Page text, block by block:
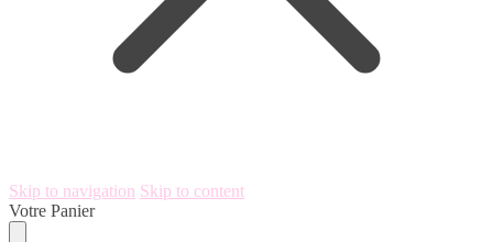
Skip to navigation Skip to content
Votre Panier